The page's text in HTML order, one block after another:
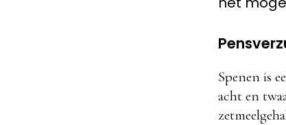
Spenen is
acht en